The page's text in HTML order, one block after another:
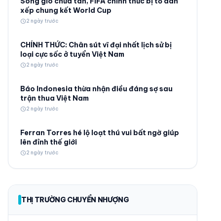
xếp chung kết World Cup
schedule2 ngày trước
CHÍNH THỨC: Chân sút vĩ đại nhất lịch sử bị
loại cực sốc ở tuyển Việt Nam
schedule2 ngày trước
Báo Indonesia thừa nhận điều đáng sợ sau
trận thua Việt Nam
schedule2 ngày trước
Ferran Torres hé lộ loạt thú vui bất ngờ giúp
lên đỉnh thế giới
schedule2 ngày trước
THỊ TRƯỜNG CHUYỂN NHƯỢNG